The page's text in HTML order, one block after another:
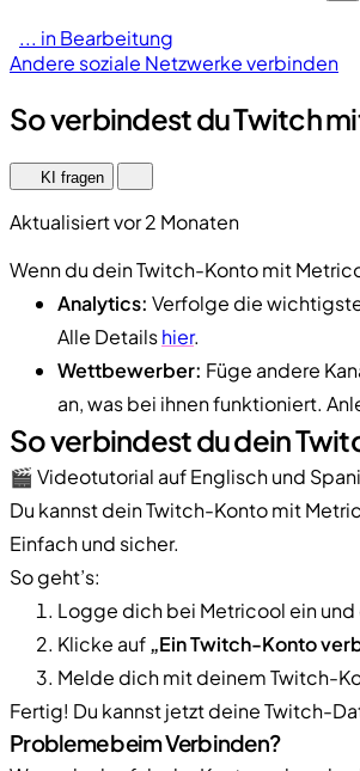
... in Bearbeitung
Andere soziale Netzwerke verbinden
So verbindest du Twitch
KI fragen
Aktualisiert vor 2 Monaten
Wenn du dein Twitch-Konto mit
Analytics: Verfolge die
Alle Detailshier.
Wettbewerber: Füge andere
an, was bei ihnen funktioniert.
So verbindest du dein
🎬 Videotutorial auf Englisch und
Du kannst dein Twitch-Konto mit
Einfach und sicher.
So geht’s:
Logge dich bei Metricool ein
Klicke auf„Ein Twitch-Konto
Melde dich mit deinem Twitch-
Fertig! Du kannst jetzt deine Twitch-
Probleme beim Verbinden?